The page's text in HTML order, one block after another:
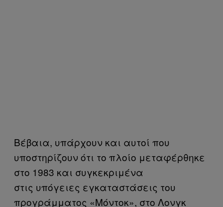
Βέβαια, υπάρχουν και αυτοί που
υποστηρίζουν ότι το πλοίο μεταφέρθηκε
στο 1983 και συγκεκριμένα
στις υπόγειες εγκαταστάσεις του
προγράμματος «Μόντοκ», στο Λονγκ